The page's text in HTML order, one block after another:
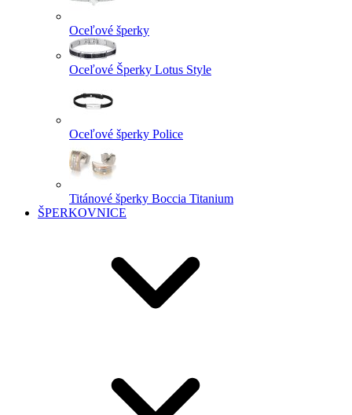
Oceľové šperky
Oceľové Šperky Lotus Style
Oceľové šperky Police
Titánové šperky Boccia Titanium
ŠPERKOVNICE